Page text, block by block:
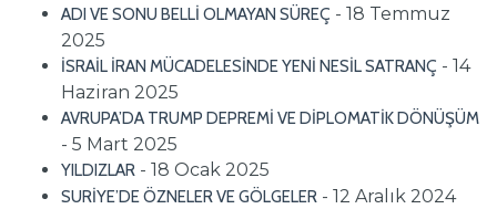
ADI VE SONU BELLİ OLMAYAN SÜREÇ - 18 Temmuz
2025
İSRAİL İRAN MÜCADELESİNDE YENİ NESİL SATRANÇ - 14
Haziran 2025
AVRUPA’DA TRUMP DEPREMİ VE DİPLOMATİK DÖNÜŞÜM
- 5 Mart 2025
YILDIZLAR - 18 Ocak 2025
SURİYE’DE ÖZNELER VE GÖLGELER - 12 Aralık 2024